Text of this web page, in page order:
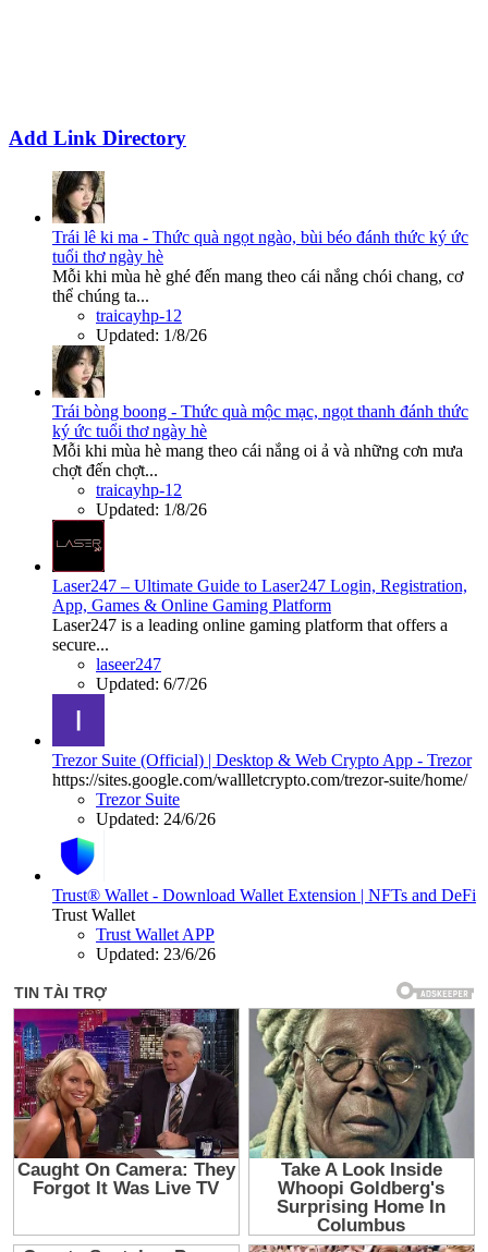
Add Link Directory
Trái lê ki ma - Thức quà ngọt ngào, bùi béo đánh thức ký ức
tuổi thơ ngày hè
Mỗi khi mùa hè ghé đến mang theo cái nắng chói chang, cơ
thể chúng ta...
traicayhp-12
Updated: 1/8/26
Trái bòng boong - Thức quà mộc mạc, ngọt thanh đánh thức
ký ức tuổi thơ ngày hè
Mỗi khi mùa hè mang theo cái nắng oi ả và những cơn mưa
chợt đến chợt...
traicayhp-12
Updated: 1/8/26
Laser247 – Ultimate Guide to Laser247 Login, Registration,
App, Games & Online Gaming Platform
Laser247 is a leading online gaming platform that offers a
secure...
laseer247
Updated: 6/7/26
Trezor Suite (Official) | Desktop & Web Crypto App - Trezor
https://sites.google.com/wallletcrypto.com/trezor-suite/home/
Trezor Suite
Updated: 24/6/26
Trust® Wallet - Download Wallet Extension | NFTs and DeFi
Trust Wallet
Trust Wallet APP
Updated: 23/6/26